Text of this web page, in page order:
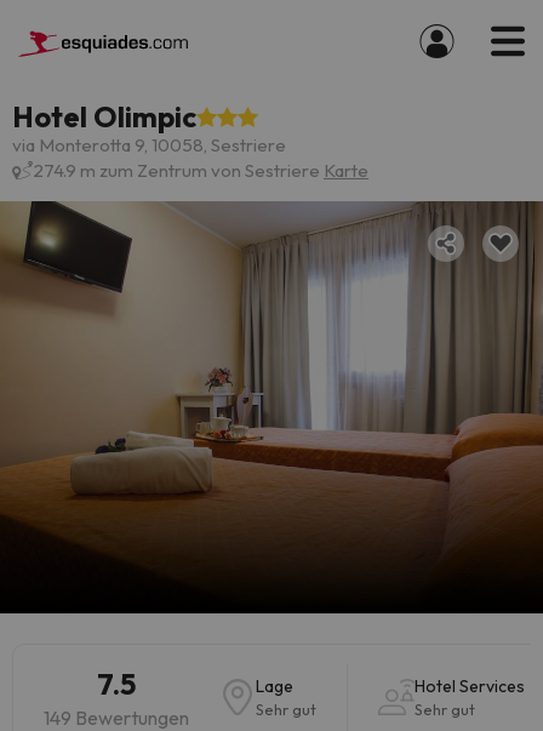
Hotel Olimpic
via Monterotta 9, 10058, Sestriere
274.9 m zum Zentrum von Sestriere Karte
7.5
149 Bewertungen
Lage
Sehr gut
Hotel Services
Sehr gut